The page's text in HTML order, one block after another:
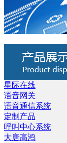
星际在线
语音网关
语音通信系统
定制产品
呼叫中心系统
大唐高鸿